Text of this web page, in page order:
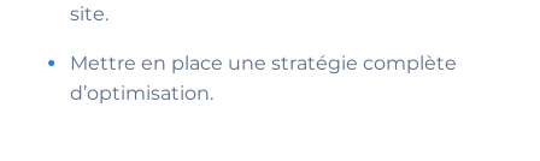
site.
Mettre en place une stratégie complète
d’optimisation.